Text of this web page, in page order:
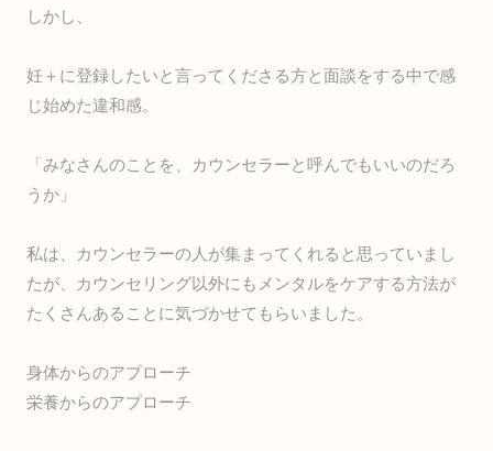
しかし、
妊＋に登録したいと言ってくださる方と面談をする中で感
じ始めた違和感。
「みなさんのことを、カウンセラーと呼んでもいいのだろ
うか」
私は、カウンセラーの人が集まってくれると思っていまし
たが、カウンセリング以外にもメンタルをケアする方法が
たくさんあることに気づかせてもらいました。
身体からのアプローチ
栄養からのアプローチ